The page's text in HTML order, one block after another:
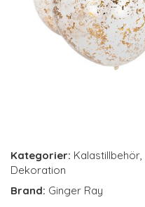
Kategorier: Kalastillbehör,
Dekoration
Brand: Ginger Ray